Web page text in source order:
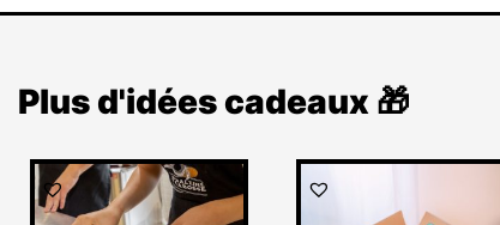
Plus d'idées cadeaux 🎁